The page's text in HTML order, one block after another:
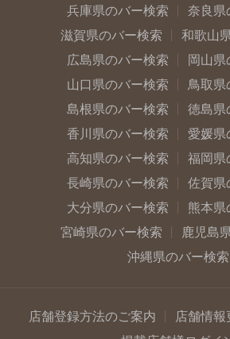
兵庫県のバー検索
奈良県
滋賀県のバー検索
和歌山
広島県のバー検索
岡山県
山口県のバー検索
鳥取県
島根県のバー検索
徳島県
香川県のバー検索
愛媛県
高知県のバー検索
福岡県
長崎県のバー検索
佐賀県
大分県のバー検索
熊本県
宮崎県のバー検索
鹿児島
沖縄県のバー検索
店舗登録方法のご案内
店舗情報